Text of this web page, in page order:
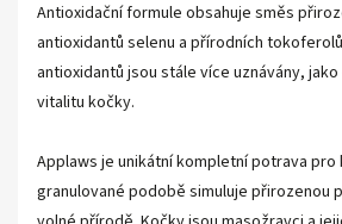
Antioxidační formule obsahuje směs
antioxidantů selenu a přírodních
antioxidantů jsou stále více uznávány,
vitalitu kočky.
Applaws je unikátní kompletní potrava
granulované podobě simuluje přirozenou